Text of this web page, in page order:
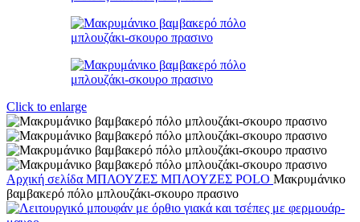
Click to enlarge
Αρχική σελίδα ΜΠΛΟΥΖΕΣ ΜΠΛΟΥΖΕΣ POLO Μακρυμάνικο
βαμβακερό πόλο μπλουζάκι-σκουρο πρασινο